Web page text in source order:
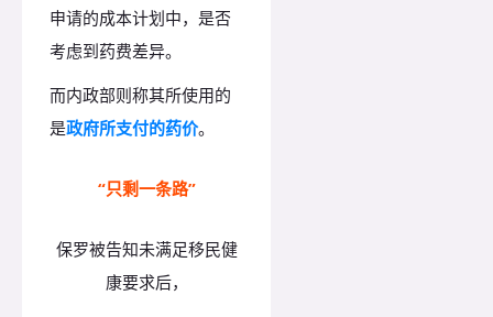
申请的成本计划中，是否
考虑到药费差异。
而内政部则称其所使用的
是政府所支付的药价。
“只剩一条路”
保罗被告知未满足移民健
康要求后，